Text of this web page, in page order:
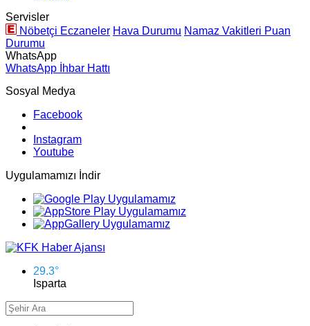
Servisler
Nöbetçi Eczaneler Hava Durumu Namaz Vakitleri Puan
Durumu
WhatsApp
WhatsApp İhbar Hattı
Sosyal Medya
Facebook
Instagram
Youtube
Uygulamamızı İndir
29.3°
Isparta